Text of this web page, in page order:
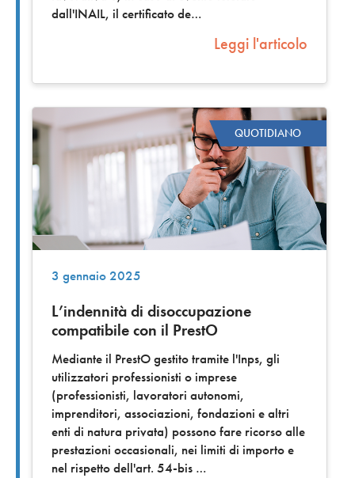
dall'INAIL, il certificato de
Leggi l'articolo
QUOTIDIANO
3 gennaio 2025
L’indennità di disoccupazione
compatibile con il PrestO
Mediante il PrestO gestito tramite l'Inps, gli
utilizzatori professionisti o imprese
(professionisti, lavoratori autonomi,
imprenditori, associazioni, fondazioni e altri
enti di natura privata) possono fare ricorso alle
prestazioni occasionali, nei limiti di importo e
nel rispetto dell'art. 54-bis